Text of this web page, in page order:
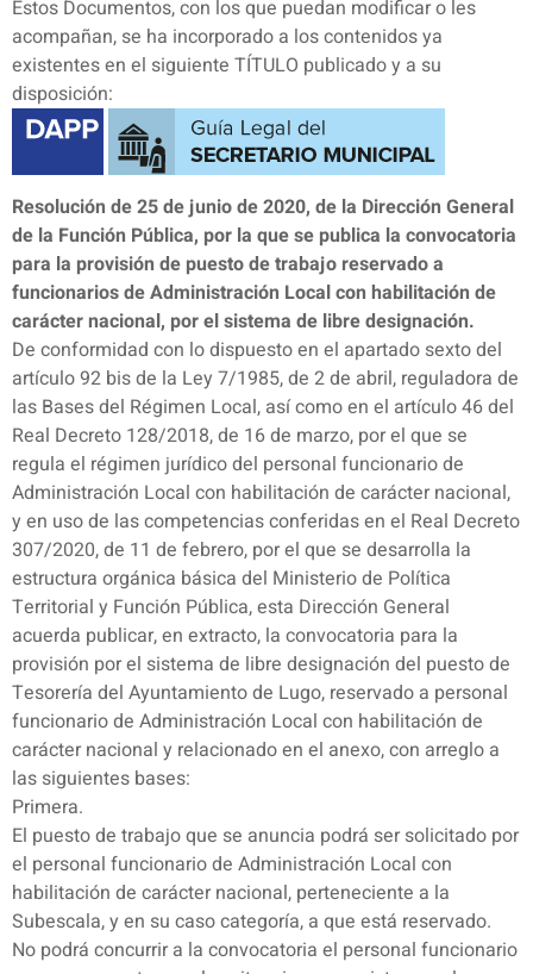
Estos Documentos, con los que puedan modificar o les
acompañan, se ha incorporado a los contenidos ya
existentes en el siguiente TÍTULO publicado y a su
disposición:
Resolución de 25 de junio de 2020, de la Dirección General
de la Función Pública, por la que se publica la convocatoria
para la provisión de puesto de trabajo reservado a
funcionarios de Administración Local con habilitación de
carácter nacional, por el sistema de libre designación.
De conformidad con lo dispuesto en el apartado sexto del
artículo 92 bis de la Ley 7/1985, de 2 de abril, reguladora de
las Bases del Régimen Local, así como en el artículo 46 del
Real Decreto 128/2018, de 16 de marzo, por el que se
regula el régimen jurídico del personal funcionario de
Administración Local con habilitación de carácter nacional,
y en uso de las competencias conferidas en el Real Decreto
307/2020, de 11 de febrero, por el que se desarrolla la
estructura orgánica básica del Ministerio de Política
Territorial y Función Pública, esta Dirección General
acuerda publicar, en extracto, la convocatoria para la
provisión por el sistema de libre designación del puesto de
Tesorería del Ayuntamiento de Lugo, reservado a personal
funcionario de Administración Local con habilitación de
carácter nacional y relacionado en el anexo, con arreglo a
las siguientes bases:
Primera.
El puesto de trabajo que se anuncia podrá ser solicitado por
el personal funcionario de Administración Local con
habilitación de carácter nacional, perteneciente a la
Subescala, y en su caso categoría, a que está reservado.
No podrá concurrir a la convocatoria el personal funcionario